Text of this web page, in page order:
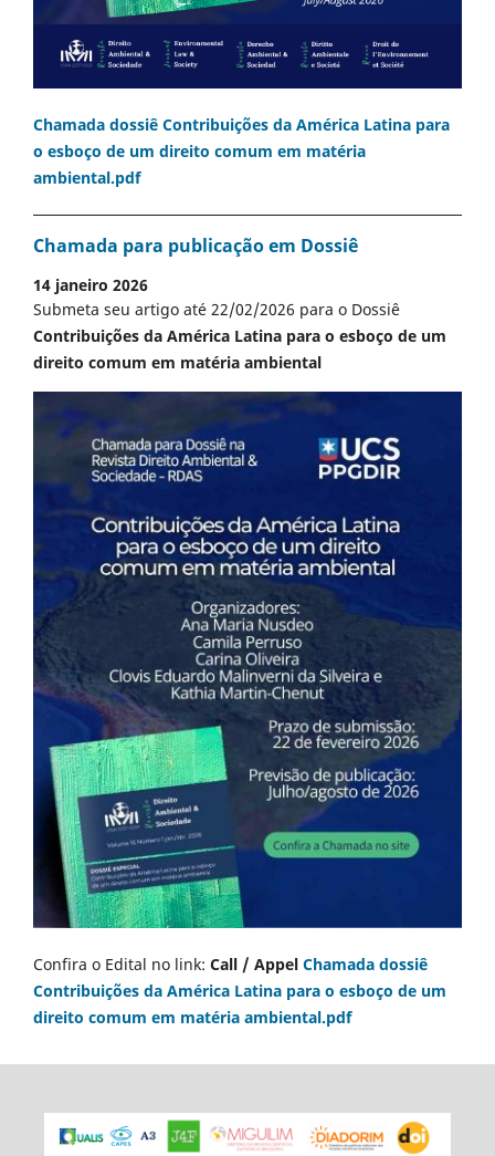
Chamada dossiê Contribuições da América Latina para
o esboço de um direito comum em matéria
ambiental.pdf
Chamada para publicação em Dossiê
14 janeiro 2026
Submeta seu artigo até 22/02/2026 para o Dossiê
Contribuições da América Latina para o esboço de um
direito comum em matéria ambiental
Confira o Edital no link: Call / Appel Chamada dossiê
Contribuições da América Latina para o esboço de um
direito comum em matéria ambiental.pdf